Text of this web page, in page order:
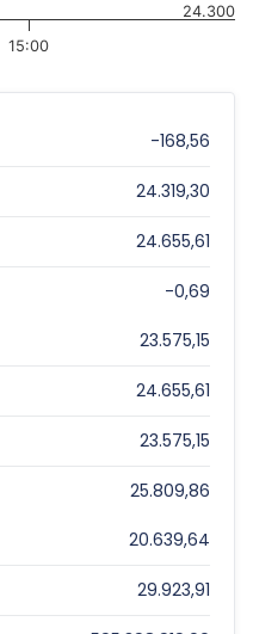
15:00
24.300
-168,56
24.319,30
24.655,61
-0,69
23.575,15
24.655,61
23.575,15
25.809,86
20.639,64
29.923,91